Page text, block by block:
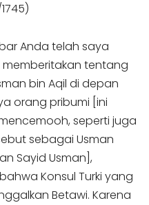
Anda telah saya
tentang
bin Aqil di depan
orang pribumi [ini
seperti juga
sebagai Usman
Sayid Usman],
Konsul Turki yang
Betawi. Karena